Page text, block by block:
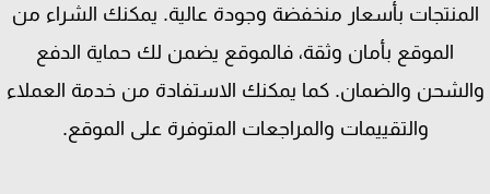
بأسعار منخفضة وجودة عالية. يمكنك الشراء من
الموقع بأمان وثقة، فالموقع يضمن لك حماية الدفع
والضمان. كما يمكنك الاستفادة من خدمة العملاء
والتقييمات والمراجعات المتوفرة على الموقع.